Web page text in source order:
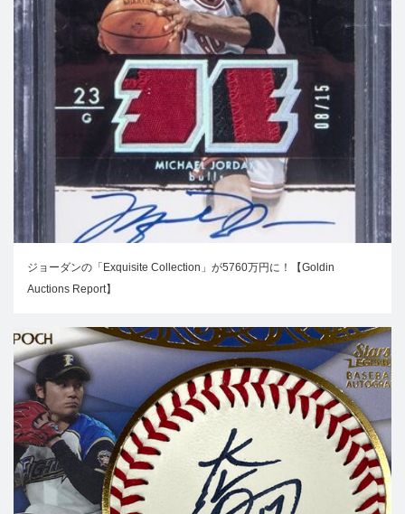
ジョーダンの「Exquisite Collection」が5760万円に！【Goldin
Auctions Report】